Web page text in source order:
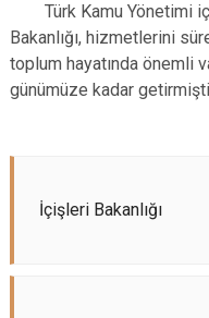
Türk Kamu Yönetimi
Bakanlığı, hizmetlerini
toplum hayatında önemli
günümüze kadar
İçişleri Bakanlığı